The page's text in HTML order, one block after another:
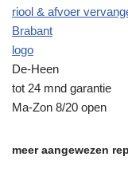
riool & afvoer
Brabant
logo
De-Heen
tot 24 mnd garantie
Ma-Zon 8/20 open
meer aangewezen